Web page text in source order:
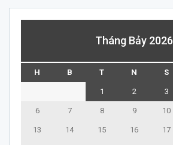
Tháng Bảy 2026
H B T N S
1 2 3
6 7 8 9 10
13 14 15 16 17